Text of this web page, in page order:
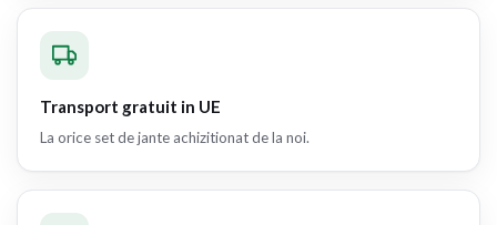
Transport gratuit in UE
La orice set de jante achizitionat de la noi.